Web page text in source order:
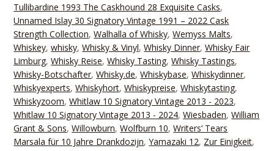
Tullibardine 1993 The Caskhound 28 Exquisite Casks,
Unnamed Islay 30 Signatory Vintage 1991 – 2022 Cask
Strength Collection,Walhalla of Whisky,Wemyss Malts,
Whiskey,whisky,Whisky & Vinyl,Whisky Dinner,Whisky Fair
Limburg,Whisky Reise,Whisky Tasting,Whisky Tastings,
Whisky-Botschafter,Whisky.de,Whiskybase,Whiskydinner,
Whiskyexperts,Whiskyhort,Whiskypreise,Whiskytasting,
Whiskyzoom,Whitlaw 10 Signatory Vintage 2013 - 2023,
Whitlaw 10 Signatory Vintage 2013 - 2024,Wiesbaden,William
Grant & Sons,Willowburn,Wolfburn 10,Writers‘ Tears
Marsala für 10 Jahre Drankdozijn,Yamazaki 12, Zur Einigkeit,